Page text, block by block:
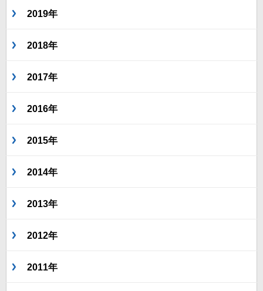
2019年
2018年
2017年
2016年
2015年
2014年
2013年
2012年
2011年